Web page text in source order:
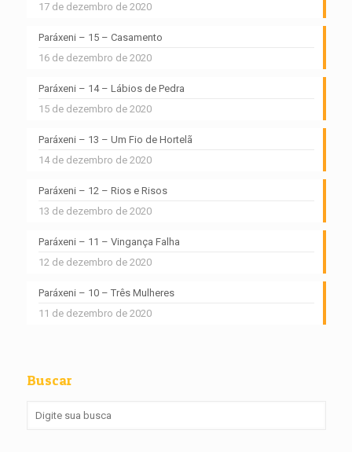
17 de dezembro de 2020
Paráxeni – 15 – Casamento
16 de dezembro de 2020
Paráxeni – 14 – Lábios de Pedra
15 de dezembro de 2020
Paráxeni – 13 – Um Fio de Hortelã
14 de dezembro de 2020
Paráxeni – 12 – Rios e Risos
13 de dezembro de 2020
Paráxeni – 11 – Vingança Falha
12 de dezembro de 2020
Paráxeni – 10 – Três Mulheres
11 de dezembro de 2020
Buscar